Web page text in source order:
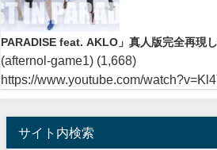
PARADISE feat. AKLO」真人版完全再現
(afternol-game1) (1,668)
https://www.youtube.com/
サイト内検索